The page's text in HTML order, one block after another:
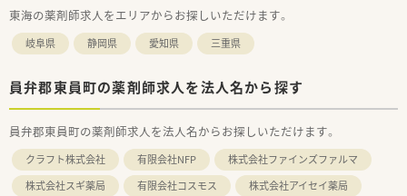
東海の薬剤師求人をエリアからお探しいただけます。
岐阜県 静岡県 愛知県 三重県
員弁郡東員町の薬剤師求人を法人名から探す
員弁郡東員町の薬剤師求人を法人名からお探しいただけます。
クラフト株式会社 有限会社NFP
株式会社ファインズファルマ
株式会社スギ薬局
有限会社コスモス
株式会社アイセイ薬局